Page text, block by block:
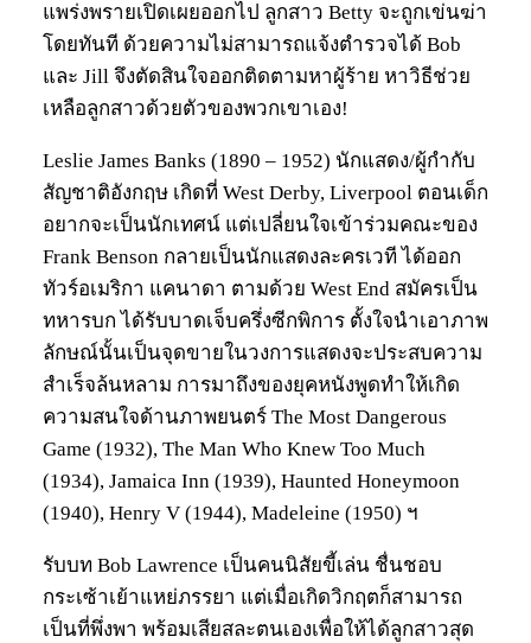
แพร่งพรายเปิดเผยออกไป ลูกสาว Betty จะถูกเข่นฆ่า
โดยทันที ด้วยความไม่สามารถแจ้งตำรวจได้ Bob
และ Jill จึงตัดสินใจออกติดตามหาผู้ร้าย หาวิธีช่วย
เหลือลูกสาวด้วยตัวของพวกเขาเอง!
Leslie James Banks (1890 – 1952) นักแสดง/ผู้กำกับ
สัญชาติอังกฤษ เกิดที่ West Derby, Liverpool ตอนเด็ก
อยากจะเป็นนักเทศน์ แต่เปลี่ยนใจเข้าร่วมคณะของ
Frank Benson กลายเป็นนักแสดงละครเวที ได้ออก
ทัวร์อเมริกา แคนาดา ตามด้วย West End สมัครเป็น
ทหารบก ได้รับบาดเจ็บครึ่งซีกพิการ ตั้งใจนำเอาภาพ
ลักษณ์นั้นเป็นจุดขายในวงการแสดงจะประสบความ
สำเร็จล้นหลาม การมาถึงของยุคหนังพูดทำให้เกิด
ความสนใจด้านภาพยนตร์ The Most Dangerous
Game (1932), The Man Who Knew Too Much
(1934), Jamaica Inn (1939), Haunted Honeymoon
(1940), Henry V (1944), Madeleine (1950) ฯ
รับบท Bob Lawrence เป็นคนนิสัยขี้เล่น ชื่นชอบ
กระเซ้าเย้าแหย่ภรรยา แต่เมื่อเกิดวิกฤตก็สามารถ
เป็นที่พึ่งพา พร้อมเสียสละตนเองเพื่อให้ได้ลูกสาวสุด